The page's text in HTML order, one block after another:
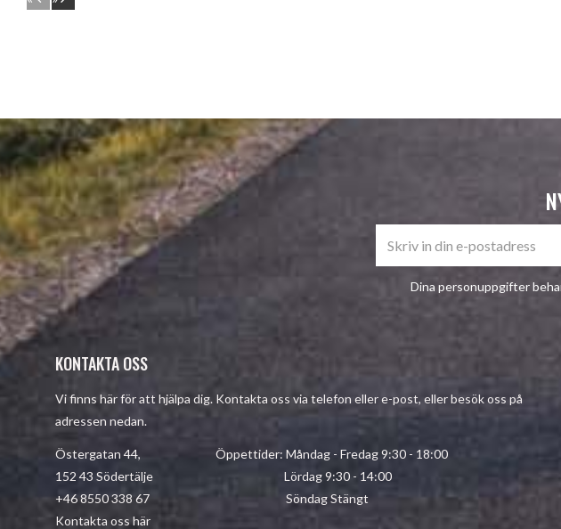
Dina personuppgifter
KONTAKTA OSS
Vi finns här för att hjälpa dig. Kontakta oss via telefon eller e-post, eller besök oss på
adressen nedan.
Östergatan 44, Öppettider: Måndag - Fredag 9:30 - 18:00
152 43 Södertälje Lördag 9:30 - 14:00
+46 8550 338 67 Söndag Stängt
Kontakta oss här